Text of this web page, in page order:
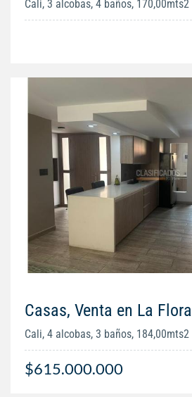
Cali, 3 alcobas, 4 baños, 170,00mts2
Casas, Venta en La Flora
Cali, 4 alcobas, 3 baños, 184,00mts2
$615.000.000